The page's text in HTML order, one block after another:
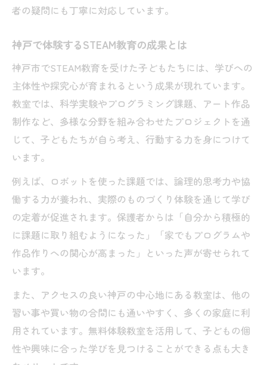
者の疑問にも丁寧に対応しています。
神戸で体験するSTEAM教育の成果とは
神戸市でSTEAM教育を受けた子どもたちには、学びへの
主体性や探究心が育まれるという成果が現れています。
教室では、科学実験やプログラミング課題、アート作品
制作など、多様な分野を組み合わせたプロジェクトを通
じて、子どもたちが自ら考え、行動する力を身につけて
います。
例えば、ロボットを使った課題では、論理的思考力や協
働する力が養われ、実際のものづくり体験を通じて学び
の定着が促進されます。保護者からは「自分から積極的
に課題に取り組むようになった」「家でもプログラムや
作品作りへの関心が高まった」といった声が寄せられて
います。
また、アクセスの良い神戸の中心地にある教室は、他の
習い事や買い物の合間にも通いやすく、多くの家庭に利
用されています。無料体験教室を活用して、子どもの個
性や興味に合った学びを見つけることができる点も大き